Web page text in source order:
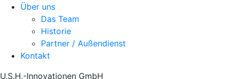
Über uns
Das Team
Historie
Partner / Außendienst
Kontakt
U.S.H.-Innovationen GmbH